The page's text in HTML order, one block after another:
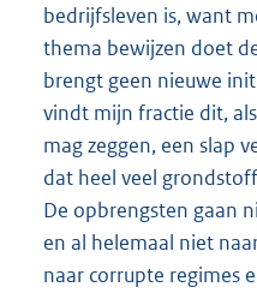
bedrijfsleven is, want
thema bewijzen doet
brengt geen nieuwe
vindt mijn fractie dit,
mag zeggen, een slap
dat heel veel
De opbrengsten gaan
en al helemaal niet
naar corrupte regimes